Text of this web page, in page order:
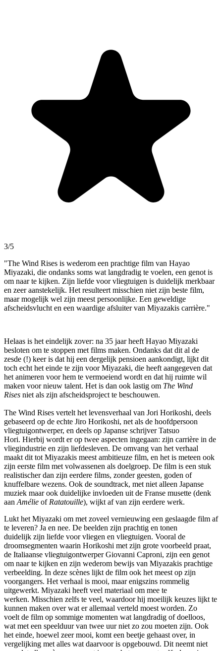
3/5
"The Wind Rises is wederom een prachtige film van Hayao
Miyazaki, die ondanks soms wat langdradig te voelen, een genot is
om naar te kijken. Zijn liefde voor vliegtuigen is duidelijk merkbaar
en zeer aanstekelijk. Het resulteert misschien niet zijn beste film,
maar mogelijk wel zijn meest persoonlijke. Een geweldige
afscheidsvlucht en een waardige afsluiter van Miyazakis carrière."
Helaas is het eindelijk zover: na 35 jaar heeft Hayao Miyazaki
besloten om te stoppen met films maken. Ondanks dat dit al de
zesde (!) keer is dat hij een dergelijk pensioen aankondigt, lijkt dit
toch echt het einde te zijn voor Miyazaki, die heeft aangegeven dat
het animeren voor hem te vermoeiend wordt en dat hij ruimte wil
maken voor nieuw talent. Het is dan ook lastig om The Wind
Rises niet als zijn afscheidsproject te beschouwen.
The Wind Rises vertelt het levensverhaal van Jori Horikoshi, deels
gebaseerd op de echte Jiro Horikoshi, net als de hoofdpersoon
vliegtuigontwerper, en deels op Japanse schrijver Tatsuo
Hori. Hierbij wordt er op twee aspecten ingegaan: zijn carrière in de
vliegindustrie en zijn liefdesleven. De omvang van het verhaal
maakt dit tot Miyazakis meest ambitieuze film, en het is meteen ook
zijn eerste film met volwassenen als doelgroep. De film is een stuk
realistischer dan zijn eerdere films, zonder geesten, goden of
knuffelbare wezens. Ook de soundtrack, met niet alleen Japanse
muziek maar ook duidelijke invloeden uit de Franse musette (denk
aan Amélie of Ratatouille), wijkt af van zijn eerdere werk.
Lukt het Miyazaki om met zoveel vernieuwing een geslaagde film af
te leveren? Ja en nee. De beelden zijn prachtig en tonen
duidelijk zijn liefde voor vliegen en vliegtuigen. Vooral de
droomsegmenten waarin Horikoshi met zijn grote voorbeeld praat,
de Italiaanse vliegtuigontwerper Giovanni Caproni, zijn een genot
om naar te kijken en zijn wederom bewijs van Miyazakis prachtige
verbeelding. In deze scènes lijkt de film ook het meest op zijn
voorgangers. Het verhaal is mooi, maar enigszins rommelig
uitgewerkt. Miyazaki heeft veel materiaal om mee te
werken. Misschien zelfs te veel, waardoor hij moeilijk keuzes lijkt te
kunnen maken over wat er allemaal verteld moest worden. Zo
voelt de film op sommige momenten wat langdradig of doelloos,
wat met een speelduur van twee uur niet zo zou moeten zijn. Ook
het einde, hoewel zeer mooi, komt een beetje gehaast over, in
vergelijking met alles wat daarvoor is opgebouwd. Dit neemt niet